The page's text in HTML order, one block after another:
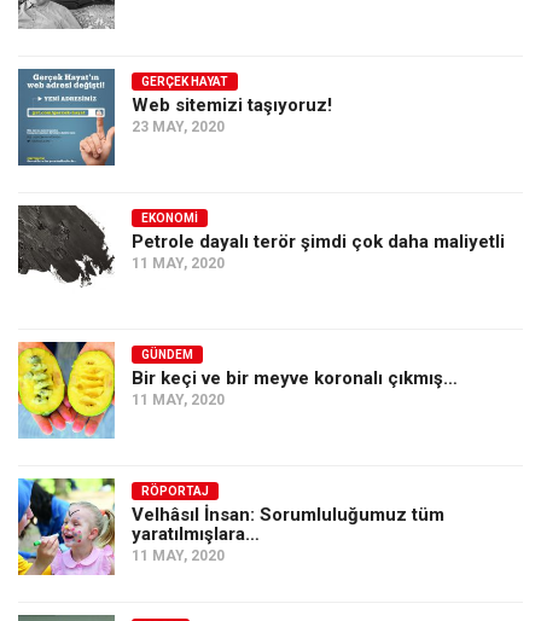
GERÇEK HAYAT
Web sitemizi taşıyoruz!
23 MAY, 2020
EKONOMI
Petrole dayalı terör şimdi çok daha maliyetli
11 MAY, 2020
GÜNDEM
Bir keçi ve bir meyve koronalı çıkmış…
11 MAY, 2020
RÖPORTAJ
Velhâsıl İnsan: Sorumluluğumuz tüm
yaratılmışlara…
11 MAY, 2020